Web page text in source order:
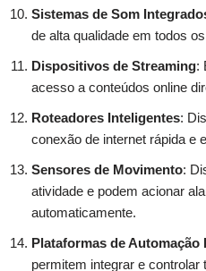
Sistemas de Som
de alta qualidade em todos
Dispositivos de Streaming:
acesso a conteúdos online
Roteadores Inteligentes:
conexão de internet rápida e
Sensores de Movimento:
atividade e podem acionar
automaticamente.
Plataformas de Automação
permitem integrar e controlar